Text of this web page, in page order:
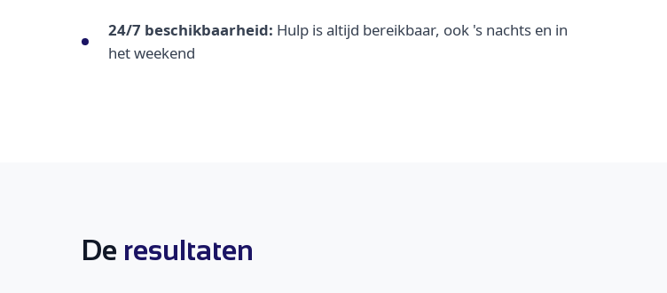
24/7 beschikbaarheid: Hulp is altijd bereikbaar, ook 's nachts en in
het weekend
De resultaten